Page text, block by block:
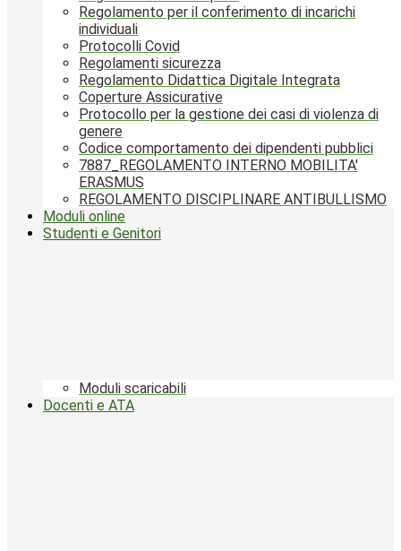
Regolamento per il conferimento di incarichi
individuali
Protocolli Covid
Regolamenti sicurezza
Regolamento Didattica Digitale Integrata
Coperture Assicurative
Protocollo per la gestione dei casi di violenza di
genere
Codice comportamento dei dipendenti pubblici
7887_REGOLAMENTO INTERNO MOBILITA'
ERASMUS
REGOLAMENTO DISCIPLINARE ANTIBULLISMO
Moduli online
Studenti e Genitori
Moduli scaricabili
Docenti e ATA